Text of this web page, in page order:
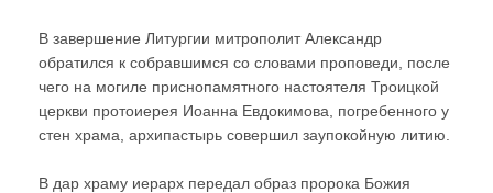
В завершение Литургии митрополит Александр
обратился к собравшимся со словами проповеди, после
чего на могиле приснопамятного настоятеля Троицкой
церкви протоиерея Иоанна Евдокимова, погребенного у
стен храма, архипастырь совершил заупокойную литию.
В дар храму иерарх передал образ пророка Божия